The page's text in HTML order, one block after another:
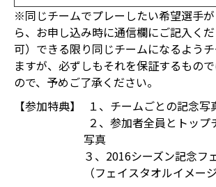
※同じチームでプレーしたい希望選手
ら、お申し込み時に通信欄にご記入く
可）できる限り同じチームになるよう
ますが、必ずしもそれを保証するもの
ので、予めご了承ください。
【参加特典】
１、チームごとの記念写
２、参加者全員とトップ
写真
３、2016シーズン記念フ
（フェイスタオルイメージ